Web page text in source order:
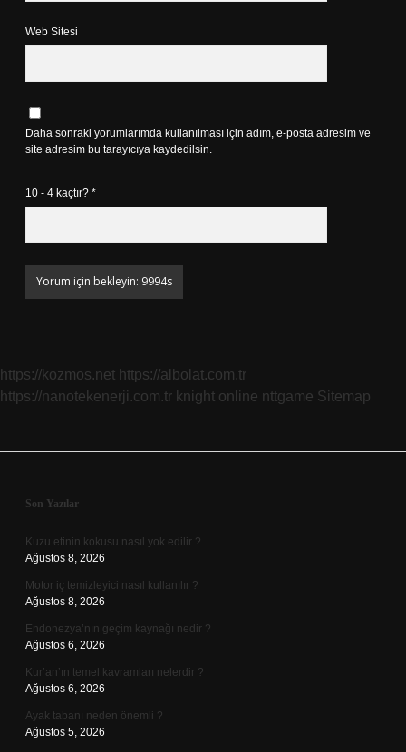
Web Sitesi
Daha sonraki yorumlarımda kullanılması için adım, e-posta adresim ve
site adresim bu tarayıcıya kaydedilsin.
10 - 4 kaçtır? *
https://kozmos.net https://albolat.com.tr
https://nanotekenerji.com.tr knight online nttgame Sitemap
Sidebar
Son Yazılar
Kuzu etinin kokusu nasıl yok edilir ?
Ağustos 8, 2026
Motor iç temizleyici nasıl kullanılır ?
Ağustos 8, 2026
Endonezya’nın geçim kaynağı nedir ?
Ağustos 6, 2026
Kur’an’ın temel kavramları nelerdir ?
Ağustos 6, 2026
Ayak tabanı neden önemli ?
Ağustos 5, 2026